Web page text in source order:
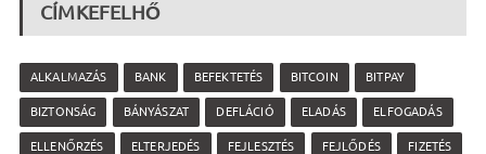
CÍMKEFELHŐ
ALKALMAZÁS BANK BEFEKTETÉS BITCOIN BITPAY
BIZTONSÁG BÁNYÁSZAT DEFLÁCIÓ ELADÁS ELFOGADÁS
ELLENŐRZÉS ELTERJEDÉS FEJLESZTÉS FEJLŐDÉS FIZETÉS